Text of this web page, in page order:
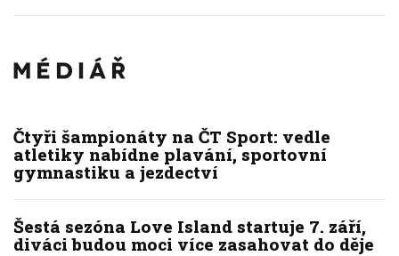
Čtyři šampionáty na ČT Sport: vedle
atletiky nabídne plavání, sportovní
gymnastiku a jezdectví
Šestá sezóna Love Island startuje 7. září,
diváci budou moci více zasahovat do děje